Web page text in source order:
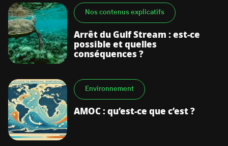
Nos contenus explicatifs
Arrêt du Gulf Stream : est-ce
possible et quelles
conséquences ?
Environnement
AMOC : qu’est-ce que c’est ?